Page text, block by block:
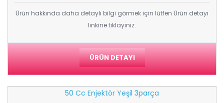
Ürün hakkında daha detaylı bilgi görmek için lütfen Ürün detayı
linkine tıklayınız.
ÜRÜN DETAYI
50 Cc Enjektör Yeşil 3parça